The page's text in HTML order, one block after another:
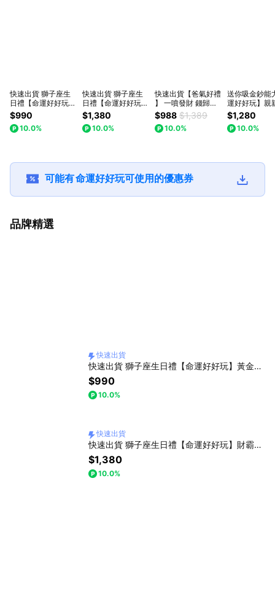
快速出貨 獅子座生
日禮【命運好好玩】
黃金招財貓儲願瓶
+聚財加倍財神心咒
墊(內含元寶+金條
$990
10.0%
快速出貨 獅子座生
日禮【命運好好玩】
財霸咬錢虎黑曜手鍊
(男)
$1,380
10.0%
快速出貨【爸氣好禮
】 一噴發財 錢歸你
【命運好好玩】錢都
歸我錢龜擺鎮+黃水
晶精萃•招財結界噴
$988 $1,389
10.0%
送你吸金鈔能
運好好玩】親
力貔貅
$1,280
10.0%
可能有命運好好玩可使用的優惠券
品牌精選
快速出貨
快速出貨 獅子座生日禮【命運好好玩】黃金招財貓儲願瓶+聚財加倍財神心咒墊(內含元寶+金條+花生)
$990
10.0%
快速出貨
快速出貨 獅子座生日禮【命運好好玩】財霸咬錢虎黑曜手鍊(男)
$1,380
10.0%